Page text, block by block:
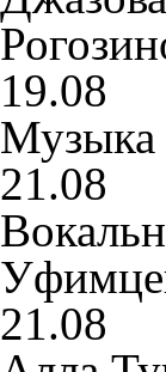
19.08
Музыка
21.08
21.08